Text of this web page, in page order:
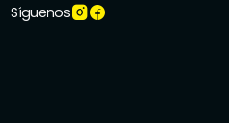
Síguenos